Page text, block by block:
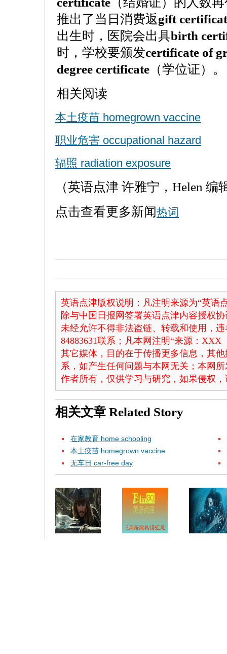
推出了当日消费返gift
出生时，医院会出具birth
时，学校要颁发certificate of
degree certificate （学位证）。
相关阅读
本土疫苗 homegrown vaccine
职业危害 occupational hazard
辐照 radiation exposure
（英语点津 许雅宁，Helen 编
点击查看更多新闻热词
英语点津版权说明：凡注明来源为“英语
除与中国日报网签署英语点津内容授权
未经允许不得非法盗链、转载和使用，
84883631联系；凡本网注明“来源：
其它媒体，目的在于传播更多信息，其
系，如产生任何问题与本网无关；本网
作者所有，仅供学习与研究，如果侵权
相关文章 Related Story
在家教育 home schooling
本土疫苗 homegrown vaccine
无车日 car-free day